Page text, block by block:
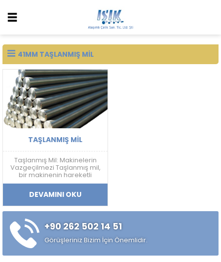
41MM TAŞLANMIŞ MIL
TAŞLANMIŞ MIL
Taşlanmış Mil: Makinelerin
Vazgeçilmezi Taşlanmış mil,
bir makinenin hareketli
parçalarını birbirine
bağlayan, aşınmaya ve
yıpranmaya dayanıklı bir
parçadır. Genellikle çelikten
yapılır ve taşlama işlemiyle
yüzeyi düzgünleştirilir.
Taşlanmış mil, makinelerin
verimli ve sorunsuz
çalışmasını sağlayan önemli
bir parçadır. Taşlanmış Milin
Tarihçesi...
DEVAMINI OKU
+90 262 502 14 51
Görüşleriniz Bizim İçin Önemlidir.